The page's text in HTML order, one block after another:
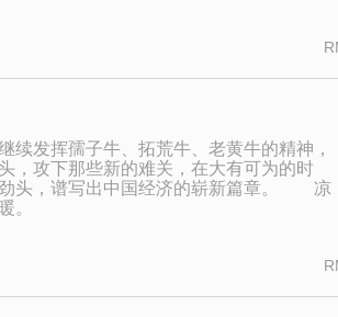
续发挥孺子牛、拓荒牛、老黄牛的精神，
，攻下那些新的难关，在大有可为的时
劲头，谱写出中国经济的崭新篇章。 凉
。